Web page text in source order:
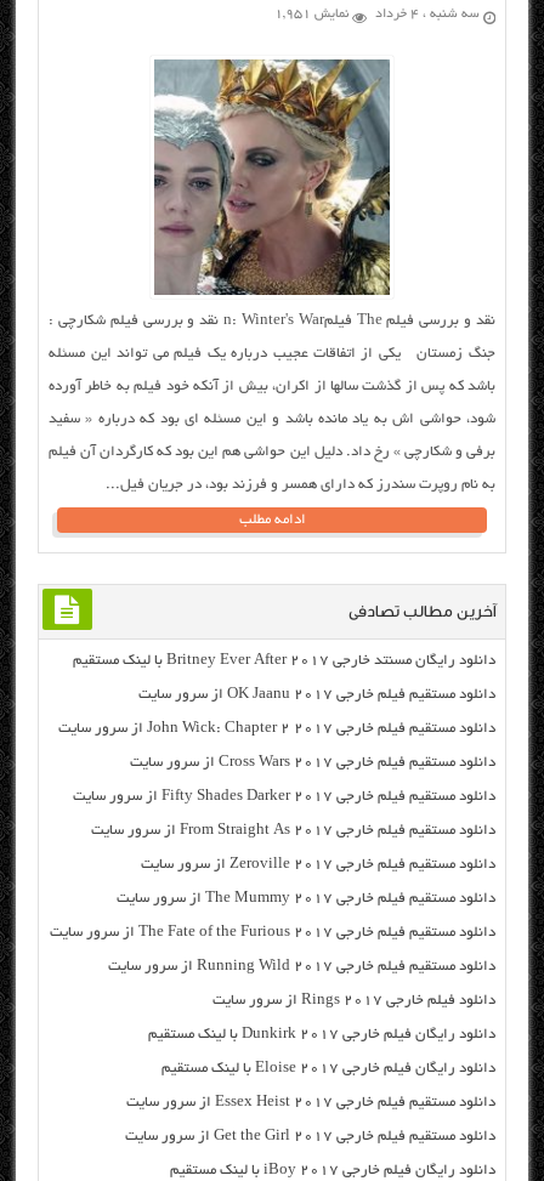
سه شنبه ، ۴ خرداد نمایش 1,951
نقد و بررسی فیلم The فیلمn: Winter's War نقد و بررسی فیلم شکارچی :
جنگ زمستان یکی از اتفاقات عجیب درباره یک فیلم می تواند این مسئله
باشد که پس از گذشت سالها از اکران، بیش از آنکه خود فیلم به خاطر آورده
شود، حواشی اش به یاد مانده باشد و این مسئله ای بود که درباره « سفید
برفی و شکارچی » رخ داد. دلیل این حواشی هم این بود که کارگردان آن فیلم
به نام روپرت سندرز که دارای همسر و فرزند بود، در جریان فیل...
ادامه مطلب
آخرین مطالب تصادفی
دانلود رایگان مسنتد خارجی Britney Ever After 2017 با لینک مستقیم
دانلود مستقیم فیلم خارجی OK Jaanu 2017 از سرور سایت
دانلود مستقیم فیلم خارجی John Wick: Chapter 2 2017 از سرور سایت
دانلود مستقیم فیلم خارجی Cross Wars 2017 از سرور سایت
دانلود مستقیم فیلم خارجی Fifty Shades Darker 2017 از سرور سایت
دانلود مستقیم فیلم خارجی From Straight As 2017 از سرور سایت
دانلود مستقیم فیلم خارجی Zeroville 2017 از سرور سایت
دانلود مستقیم فیلم خارجی The Mummy 2017 از سرور سایت
دانلود مستقیم فیلم خارجی The Fate of the Furious 2017 از سرور سایت
دانلود مستقیم فیلم خارجی Running Wild 2017 از سرور سایت
دانلود فیلم خارجی Rings 2017 از سرور سایت
دانلود رایگان فیلم خارجی Dunkirk 2017 با لینک مستقیم
دانلود رایگان فیلم خارجی Eloise 2017 با لینک مستقیم
دانلود مستقیم فیلم خارجی Essex Heist 2017 از سرور سایت
دانلود مستقیم فیلم خارجی Get the Girl 2017 از سرور سایت
دانلود رایگان فیلم خارجی iBoy 2017 با لینک مستقیم